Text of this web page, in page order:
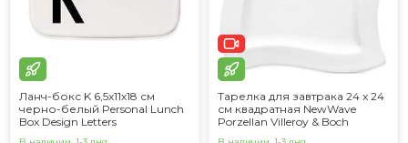
Ланч-бокс K 6,5x11x18 см
черно-белый Personal Lunch
Box Design Letters
Тарелка для завтрака 24 x 24
см квадратная NewWave
Porzellan Villeroy & Boch